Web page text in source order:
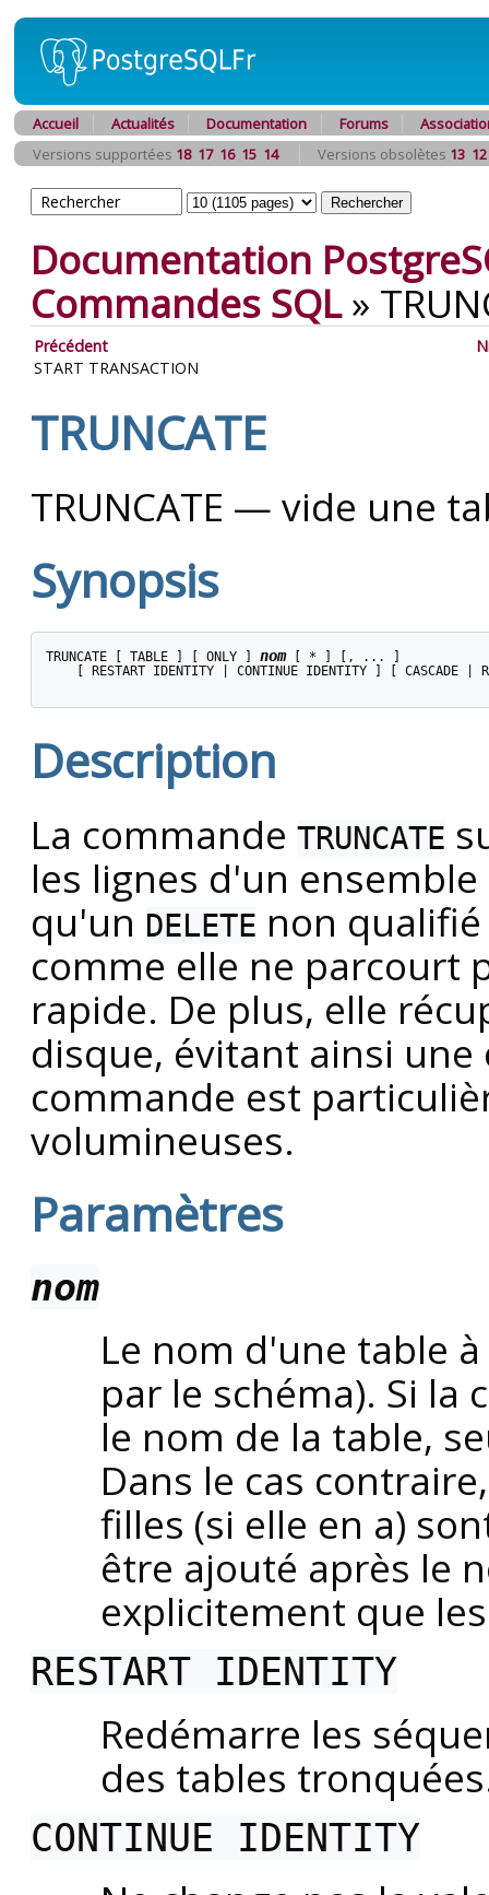
Accueil Actualités Documentation Forums
Versions supportées 18 17 16 15 14 Versions obsolètes 13 12
Documentation
Commandes SQL»
Précédent
START TRANSACTION
TRUNCATE
TRUNCATE — vide une
Synopsis
TRUNCATE [ TABLE ] [ ONLY ] nom [ * ] [, ... ]
[ RESTART IDENTITY | CONTINUE IDENTITY ] [ CASCADE |
Description
La commande TRUNCATE
les lignes d'un
qu'un DELETE non
comme elle ne parcourt
rapide. De plus, elle
disque, évitant ainsi
commande est
volumineuses.
Paramètres
nom
Le nom d'une table
par le schéma). Si la
le nom de la table,
Dans le cas
filles (si elle en a)
être ajouté après le
explicitement que
RESTART IDENTITY
Redémarre les
des tables
CONTINUE IDENTITY